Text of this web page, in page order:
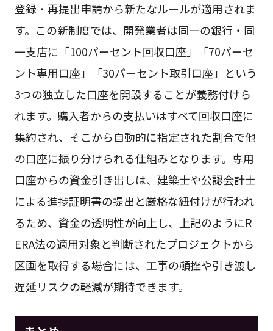
登録・再提出申請から新たなルールが適用されま
す。この新制度では、開発業者は同一の銀行・同
一支店に「100パーセント回収口座」「70パーセ
ント専用口座」「30パーセント取引口座」という
3つの独立した口座を開設することが義務付けら
れます。購入者からの支払いはすべて回収口座に
集約され、そこから自動的に指定された割合で他
の口座に振り分けられる仕組みとなります。専用
口座からの資金引き出しは、建築士や公認会計士
による進捗証明書の提出と厳格な紐付けが行われ
るため、資金の透明性が向上し、上記のようにR
ERA法の適用対象と判断されたプロジェクトから
区画を取得する場合には、工事の頓挫や引き渡し
遅延リスクの軽減が期待できます。